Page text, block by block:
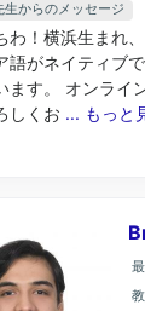
生からのメッセージ
わ！横浜生まれ
語がネイティブ
ます。 オンライ
しくお ... もっと